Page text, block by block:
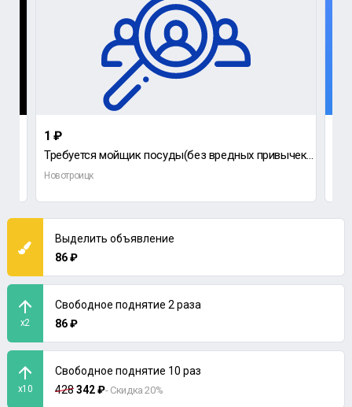
1 ₽
Требуется мойщик посуды(без вредных привычек(курение,алкоголь).
Новотроицк
Выделить объявление
86 ₽
x2
Свободное поднятие 2 раза
86 ₽
x10
Свободное поднятие 10 раз
428342 ₽- Скидка 20%